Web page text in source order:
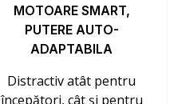
MOTOARE SMART,
PUTERE AUTO-
ADAPTABILA
Distractiv atât pentru
începători, cât și pentru